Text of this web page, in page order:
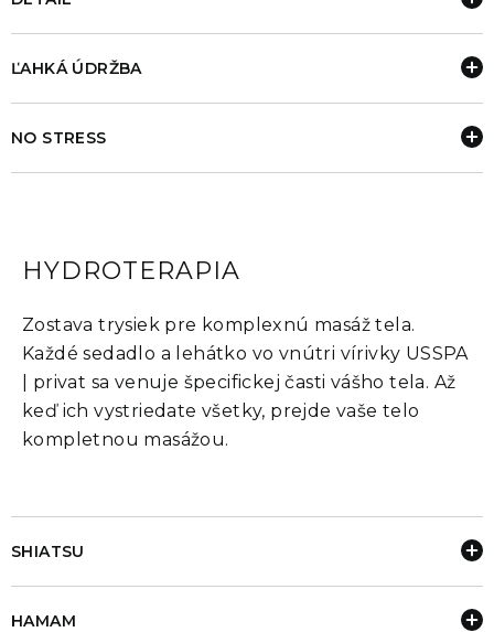
ĽAHKÁ ÚDRŽBA
NO STRESS
HYDROTERAPIA
Zostava trysiek pre komplexnú masáž tela.
Každé sedadlo a lehátko vo vnútri vírivky USSPA
| privat sa venuje špecifickej časti vášho tela. Až
keď ich vystriedate všetky, prejde vaše telo
kompletnou masážou.
SHIATSU
HAMAM